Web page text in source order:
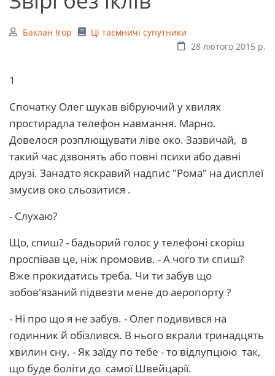
Баклан Ігор
Ці таємничі супутники
28 лютого 2015 р.
1
Спочатку Олег шукав вібруючий у хвилях
простирадла телефон навмання. Марно.
Довелося розплющувати ліве око. Зазвичай, в
такий час дзвонять або повні психи або давні
друзі. Занадто яскравий надпис "Рома" на дисплеї
змусив око сльозитися .
- Слухаю?
Що, спиш? - бадьорий голос у телефоні скоріш
проспівав це, ніж промовив. - А чого ти спиш?
Вже прокидатись треба. Чи ти забув що
зобов'язаний підвезти мене до аеропорту ?
- Ні про що я не забув. - Олег подивився на
годинник й обізлився. В нього вкрали тринадцять
хвилин сну. - Як заїду по тебе - то відлупцюю так,
що буде боліти до самої Швейцарії.